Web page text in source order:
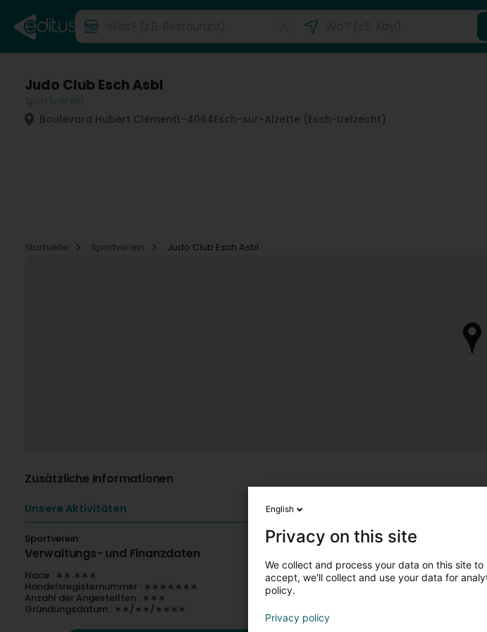
Judo Club Esch Asbl
Boulevard Hubert ClémentL-4064Esch-sur-Alzette (Esch-Uelzecht)
Startseite
Sportverein Judo Club Esch Asbl
Zusätzliche Informationen
Unsere Aktivitäten
Sportverein
Verwaltungs- und Finanzdaten
Nace : ∗∗.∗∗∗
Handelsregisternummer : ∗∗∗∗∗∗∗
Anzahl der Angestellten : ∗∗∗
Gründungsdatum : ∗∗/∗∗/∗∗∗∗
Übernehmen Sie
English
Privacy on this site
We collect and process your data on this site
accept, we'll collect and use your data for
policy.
Privacy policy